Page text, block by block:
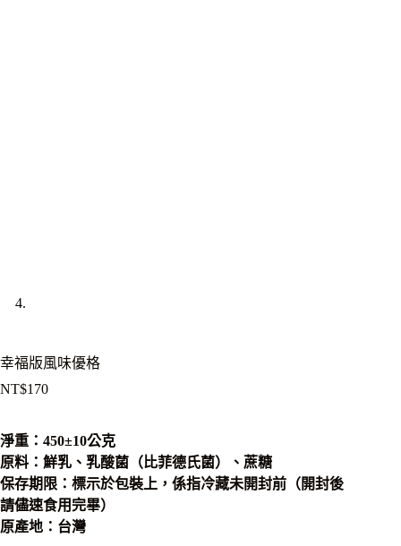
幸福版風味優格
NT$170
淨重：450±10公克
原料：鮮乳、乳酸菌（比菲德氏菌）、蔗糖
保存期限：標示於包裝上，係指冷藏未開封前（開封後
請儘速食用完畢）
原產地：台灣